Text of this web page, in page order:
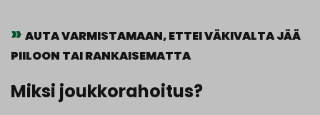
AUTA VARMISTAMAAN, ETTEI VÄKIVALTA JÄÄ
PIILOON TAI RANKAISEMATTA
Miksi joukkorahoitus?